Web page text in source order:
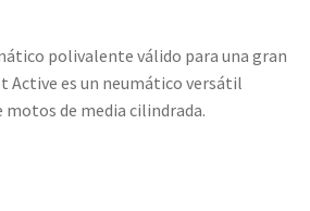
polivalente válido para una gran
Active es un neumático versátil
de media cilindrada.